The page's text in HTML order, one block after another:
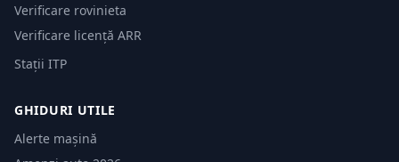
Verificare rovinieta
Verificare licență ARR
Stații ITP
GHIDURI UTILE
Alerte mașină